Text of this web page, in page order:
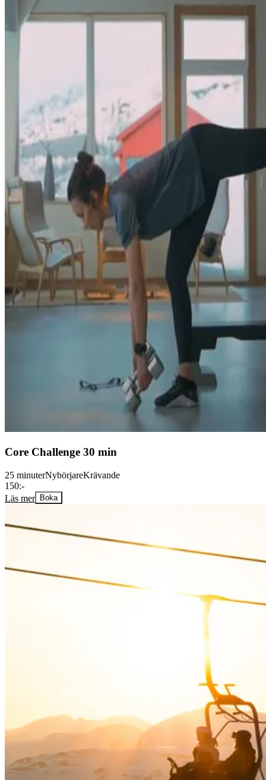
Sjunk ner i ett varmt bad i våra två badtunnor och njut av sällskapet
och den vackra utsikten. Köp något uppfriskande i baren och ge er
själva den avkopplingen ni förtjänar. Plats för 8 personer i varje
Pris: 1 050 kr per tunna och timme (entré tillkommer)
Core Challenge 30 min
25 minuterNybörjareKrävande
150:-
Läs mer Boka